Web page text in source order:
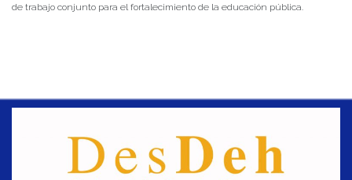
de trabajo conjunto para el fortalecimiento de la educación pública.